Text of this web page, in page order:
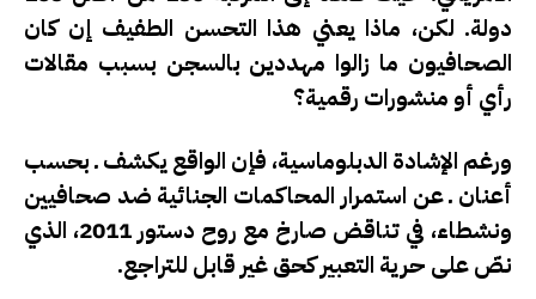
دولة. لكن، ماذا يعني هذا التحسن الطفيف إن كان
الصحافيون ما زالوا مهددين بالسجن بسبب مقالات
رأي أو منشورات رقمية؟
ورغم الإشادة الدبلوماسية، فإن الواقع يكشف ـ بحسب
أعنان ـ عن استمرار المحاكمات الجنائية ضد صحافيين
ونشطاء، في تناقض صارخ مع روح دستور 2011، الذي
نصّ على حرية التعبير كحق غير قابل للتراجع.